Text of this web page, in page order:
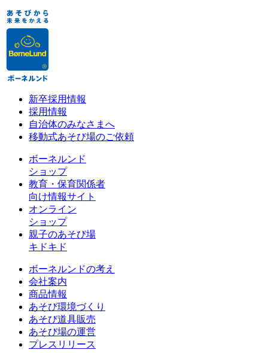
新卒採用情報
採用情報
自治体のみなさまへ
移動式あそび場のご依頼
ボーネルンド
ショップ
教育・保育関係者
向け情報サイト
オンライン
ショップ
親子のあそび場
キドキド
ボーネルンドの考え
会社案内
商品情報
あそび環境づくり
あそび道具販売
あそび場の運営
プレスリリース